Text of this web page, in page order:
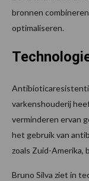
bronnen
optimaliseren.
varkenshouderij
verminderen ervan
het gebruik van
zoals Zuid-Amerika,
Bruno Silva ziet in